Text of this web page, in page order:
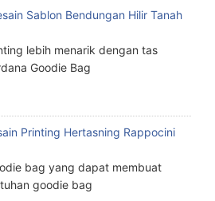
Sablon Bendungan Hilir Tanah
lebih menarik dengan tas
Goodie Bag
Printing Hertasning Rappocini
bag yang dapat membuat
goodie bag